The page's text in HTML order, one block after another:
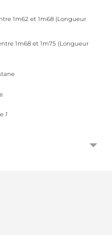
1m62 et 1m68 (Longueur
1m68 et 1m75 (Longueur
1